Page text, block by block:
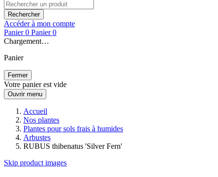
Rechercher
Accéder à mon compte
Panier 0 Panier 0
Chargement…
Panier
Fermer
Votre panier est vide
Ouvrir menu
Accueil
Nos plantes
Plantes pour sols frais à humides
Arbustes
RUBUS thibenatus 'Silver Fern'
Skip product images